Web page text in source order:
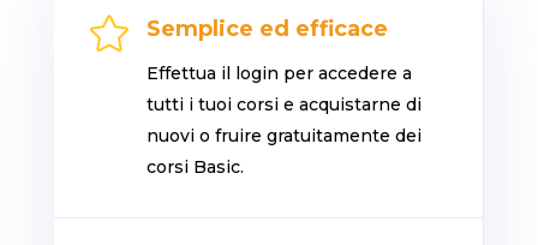
 Semplice ed efficace
Effettua il login per accedere a
tutti i tuoi corsi e acquistarne di
nuovi o fruire gratuitamente dei
corsi Basic.